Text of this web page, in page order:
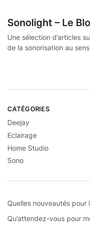
Sonolight – Le
Une sélection d’articles
de la sonorisation au
CATÉGORIES
Deejay
Eclairage
Home Studio
Sono
Quelles nouveautés pour
Qu’attendez-vous pour